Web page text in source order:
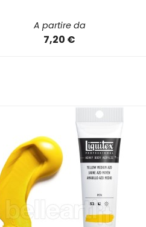
A partire da
7,20 €